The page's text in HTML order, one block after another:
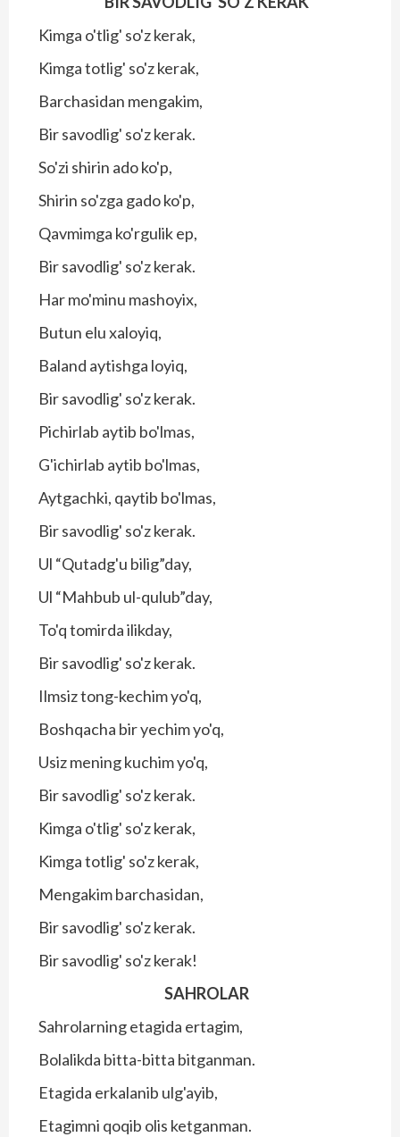
Kimga o'tlig' so'z kerak,
Kimga totlig' so'z kerak,
Barchasidan mengakim,
Bir savodlig' so'z kerak.
So'zi shirin ado ko'p,
Shirin so'zga gado ko'p,
Qavmimga ko'rgulik ep,
Bir savodlig' so'z kerak.
Har mo'minu mashoyix,
Butun elu xaloyiq,
Baland aytishga loyiq,
Bir savodlig' so'z kerak.
Pichirlab aytib bo'lmas,
G'ichirlab aytib bo'lmas,
Aytgachki, qaytib bo'lmas,
Bir savodlig' so'z kerak.
Ul “Qutadg'u bilig”day,
Ul “Mahbub ul-qulub”day,
To'q tomirda ilikday,
Bir savodlig' so'z kerak.
Ilmsiz tong-kechim yo'q,
Boshqacha bir yechim yo'q,
Usiz mening kuchim yo'q,
Bir savodlig' so'z kerak.
Kimga o'tlig' so'z kerak,
Kimga totlig' so'z kerak,
Mengakim barchasidan,
Bir savodlig' so'z kerak.
Bir savodlig' so'z kerak!
SAHROLAR
Sahrolarning etagida ertagim,
Bolalikda bitta-bitta bitganman.
Etagida erkalanib ulg'ayib,
Etagimni qoqib olis ketganman.